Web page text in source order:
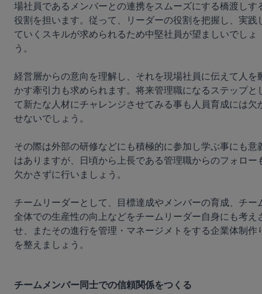
場社員であるメンバーとの連携をスムーズにする橋渡しす
役割を担います。従って、リーダーの役割を把握し、実践
ていくスキルが求められるため中堅社員が望ましいでしょ
う。
経営層からの意向を理解し、それを現場社員に伝えて人を
かす牽引力も求められます。将来管理職になるステップと
て新たな人材にチャレンジさせてみる事も人員育成には欠
せないでしょう。
その際は外部の研修などにも積極的に参加し学ぶ事にも意
はありますが、日頃から上長である管理職からのフォロー
欠かさずに行いましょう。
チームリーダーとして、目標達成やメンバーの育成、チー
全体での生産性の向上などをチームリーダー自身にも考え
せ、またその進行を管理・マネージメトをする企業体制作
を整えましょう。
チームメンバー同士での信頼関係をつくる